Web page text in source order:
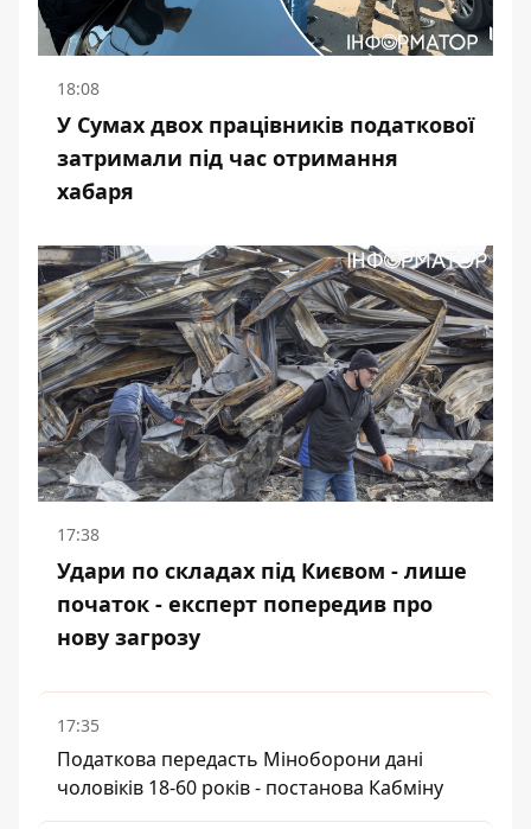
18:08
У Сумах двох працівників податкової
затримали під час отримання
хабаря
17:38
Удари по складах під Києвом - лише
початок - експерт попередив про
нову загрозу
17:35
Податкова передасть Міноборони дані
чоловіків 18-60 років - постанова Кабміну